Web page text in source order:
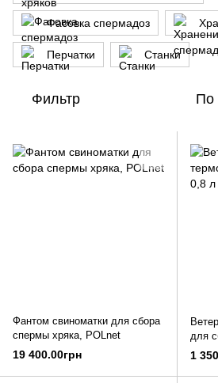
Фасовка спермадоз
Перчатки Станки
Фильтр По
Фантом свиноматки для сбора
спермы хряка, POLnet
19 400.00грн
для
1